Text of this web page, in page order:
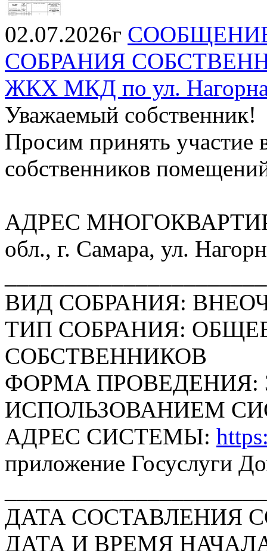
02.07.2026г
СОБРАНИЯ
ЖКХ МКД по ул.
Уважаемый собственник!
Просим принять участие
собственников
АДРЕС
обл., г. Самара, ул.
ВИД СОБРАНИЯ:
ТИП СОБРАНИЯ:
СОБСТВЕННИКОВ
ФОРМА ПРОВЕДЕНИЯ:
ИСПОЛЬЗОВАНИЕМ
АДРЕС СИСТЕМЫ:
приложение Госуслуги
ДАТА СОСТАВЛЕНИЯ
ДАТА И ВРЕМЯ